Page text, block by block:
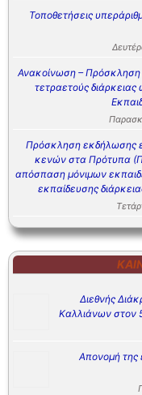
Τοποθετήσεις
Ανακοίνωση – Πρόσκληση
τετραετούς διάρκειας
Πρόσκληση εκδήλωσης
κενών στα Πρότυπα
απόσπαση μόνιμων
εκπαίδευσης
Διεθνής
Καλλιάνων στον
Απονομή της